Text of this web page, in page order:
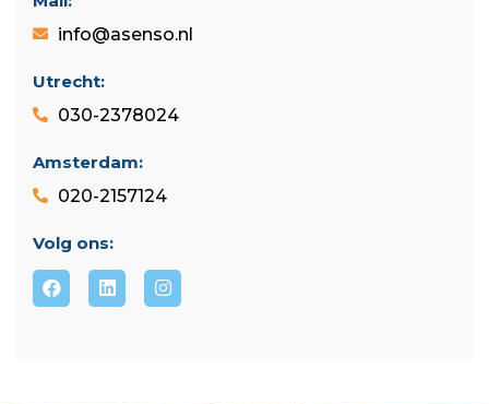
info@asenso.nl
Utrecht:
030-2378024
Amsterdam:
020-2157124
Volg ons: